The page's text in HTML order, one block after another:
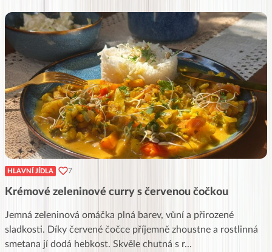
HLAVNÍ JÍDLA 7
Krémové zeleninové curry s červenou čočkou
Jemná zeleninová omáčka plná barev, vůní a přirozené
sladkosti. Díky červené čočce příjemně zhoustne a rostlinná
smetana jí dodá hebkost. Skvěle chutná s r...